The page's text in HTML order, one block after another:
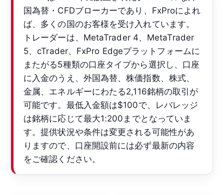
国為替・CFDブローカーであり、FxProによれ
ば、多くの国のお客様を受け入れています。
トレーダーは、MetaTrader 4、MetaTrader
5、cTrader、FxPro Edgeプラットフォームに
またがる5種類の口座タイプから選択し、口座
に入金のうえ、外国為替、株価指数、株式、
金属、エネルギーにわたる2,116銘柄の取引が
可能です。最低入金額は$100で、レバレッジ
は銘柄に応じて最大1:200までとなっていま
す。提供状況や条件は変更される可能性があ
りますので、口座開設前には必ず最新の内容
をご確認ください。